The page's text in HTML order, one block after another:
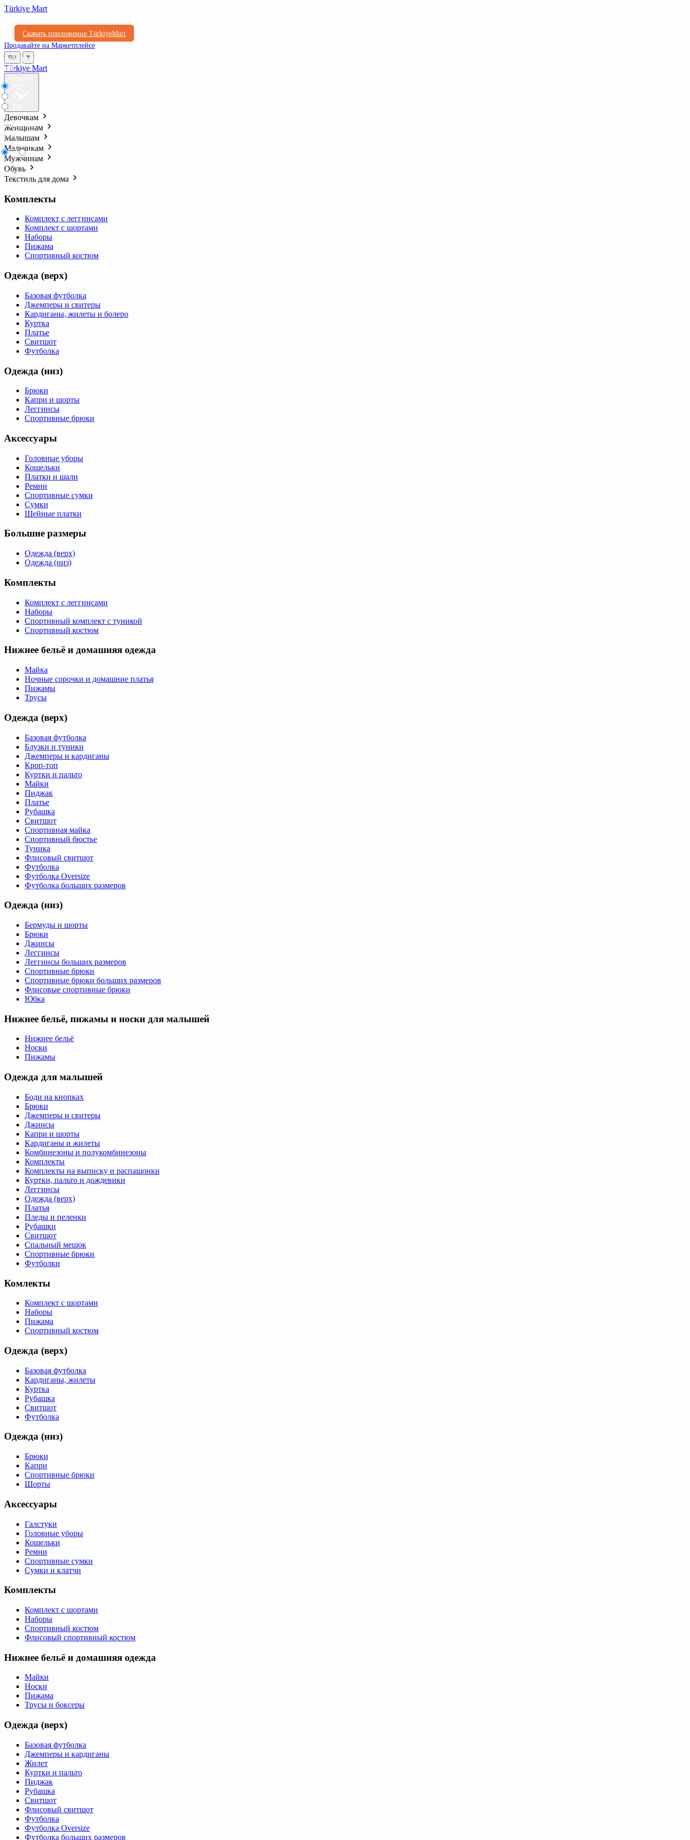
Türkiye Mart
Скачать приложение TürkiyeMart
Продавайте на Маркетплейсе
RU ₸
₸ ₺l
Türkiye Mart
Девочкам
Женщинам
Малышам
Мальчикам
Мужчинам
Обувь
Текстиль для дома
Комплекты
Комплект с леггинсами
Комплект с шортами
Наборы
Пижама
Спортивный костюм
Одежда (верх)
Базовая футболка
Джемперы и свитеры
Кардиганы, жилеты и болеро
Куртка
Платье
Свитшот
Футболка
Одежда (низ)
Брюки
Капри и шорты
Леггинсы
Спортивные брюки
Аксессуары
Головные уборы
Кошельки
Платки и шали
Ремни
Спортивные сумки
Сумки
Шейные платки
Большие размеры
Одежда (верх)
Одежда (низ)
Комплекты
Комплект с леггинсами
Наборы
Спортивный комплект с туникой
Спортивный костюм
Нижнее бельё и домашняя одежда
Майка
Ночные сорочки и домашние платья
Пижамы
Трусы
Одежда (верх)
Базовая футболка
Блузки и туники
Джемперы и кардиганы
Кроп-топ
Куртки и пальто
Майки
Пиджак
Платье
Рубашка
Свитшот
Спортивная майка
Спортивный бюстье
Туника
Флисовый свитшот
Футболка
Футболка Oversize
Футболка больших размеров
Одежда (низ)
Бермуды и шорты
Брюки
Джинсы
Леггинсы
Леггинсы больших размеров
Спортивные брюки
Спортивные брюки больших размеров
Флисовые спортивные брюки
Юбка
Нижнее бельё, пижамы и носки для малышей
Нижнее бельё
Носки
Пижамы
Одежда для малышей
Боди на кнопках
Брюки
Джемперы и свитеры
Джинсы
Капри и шорты
Кардиганы и жилеты
Комбинезоны и полукомбинезоны
Комплекты
Комплекты на выписку и распашонки
Куртки, пальто и дождевики
Леггинсы
Одежда (верх)
Платья
Пледы и пеленки
Рубашки
Свитшот
Спальный мешок
Спортивные брюки
Футболки
Комлекты
Комплект с шортами
Наборы
Пижама
Спортивный костюм
Одежда (верх)
Базовая футболка
Кардиганы, жилеты
Куртка
Рубашка
Свитшот
Футболка
Одежда (низ)
Брюки
Капри
Спортивные брюки
Шорты
Аксессуары
Галстуки
Головные уборы
Кошельки
Ремни
Спортивные сумки
Сумки и клатчи
Комплекты
Комплект с шортами
Наборы
Спортивный костюм
Флисовый спортивный костюм
Нижнее бельё и домашняя одежда
Майки
Носки
Пижама
Трусы и боксеры
Одежда (верх)
Базовая футболка
Джемперы и кардиганы
Жилет
Куртки и пальто
Пиджак
Рубашка
Свитшот
Флисовый свитшот
Футболка
Футболка Oversize
Футболка больших размеров